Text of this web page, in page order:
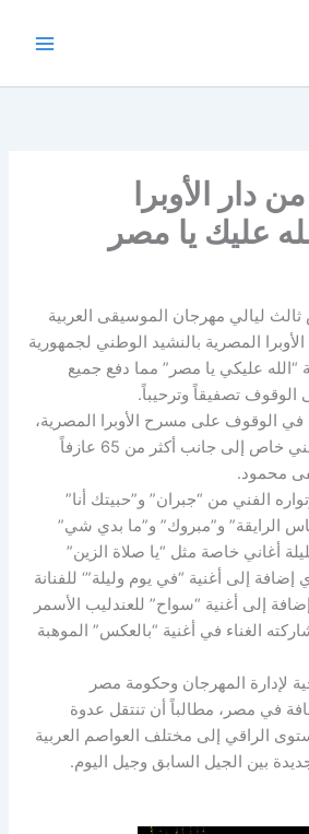
الأوبرا
عليك يا مصر
ليالي مهرجان الموسيقى العربية
المصرية بالنشيد الوطني لجمهورية
“الله عليكي يا مصر” مما دفع جميع
تصفيقاً وترحيباً.
في الوقوف على مسرح الأوبرا المصرية،
خص هذا العام ببرنامج فني خاص إلى جانب أكثر من 65 عازفاً
محمود.
الفني من “جبران” و”حبيتك أنا”
الرايقة” و”مبروك” و”ما بدي شي”
أغاني خاصة مثل “يا صلاة الزين”
إضافة إلى أغنية “في يوم وليلة”‘ للفنانة
إلى أغنية “سواح” للعندليب الأسمر
الغناء في أغنية “بالعكس” الموهبة
لإدارة المهرجان وحكومة مصر
في مصر، مطالباً أن تنتقل عدوة
الراقي إلى مختلف العواصم العربية
بين الجيل السابق وجيل اليوم.